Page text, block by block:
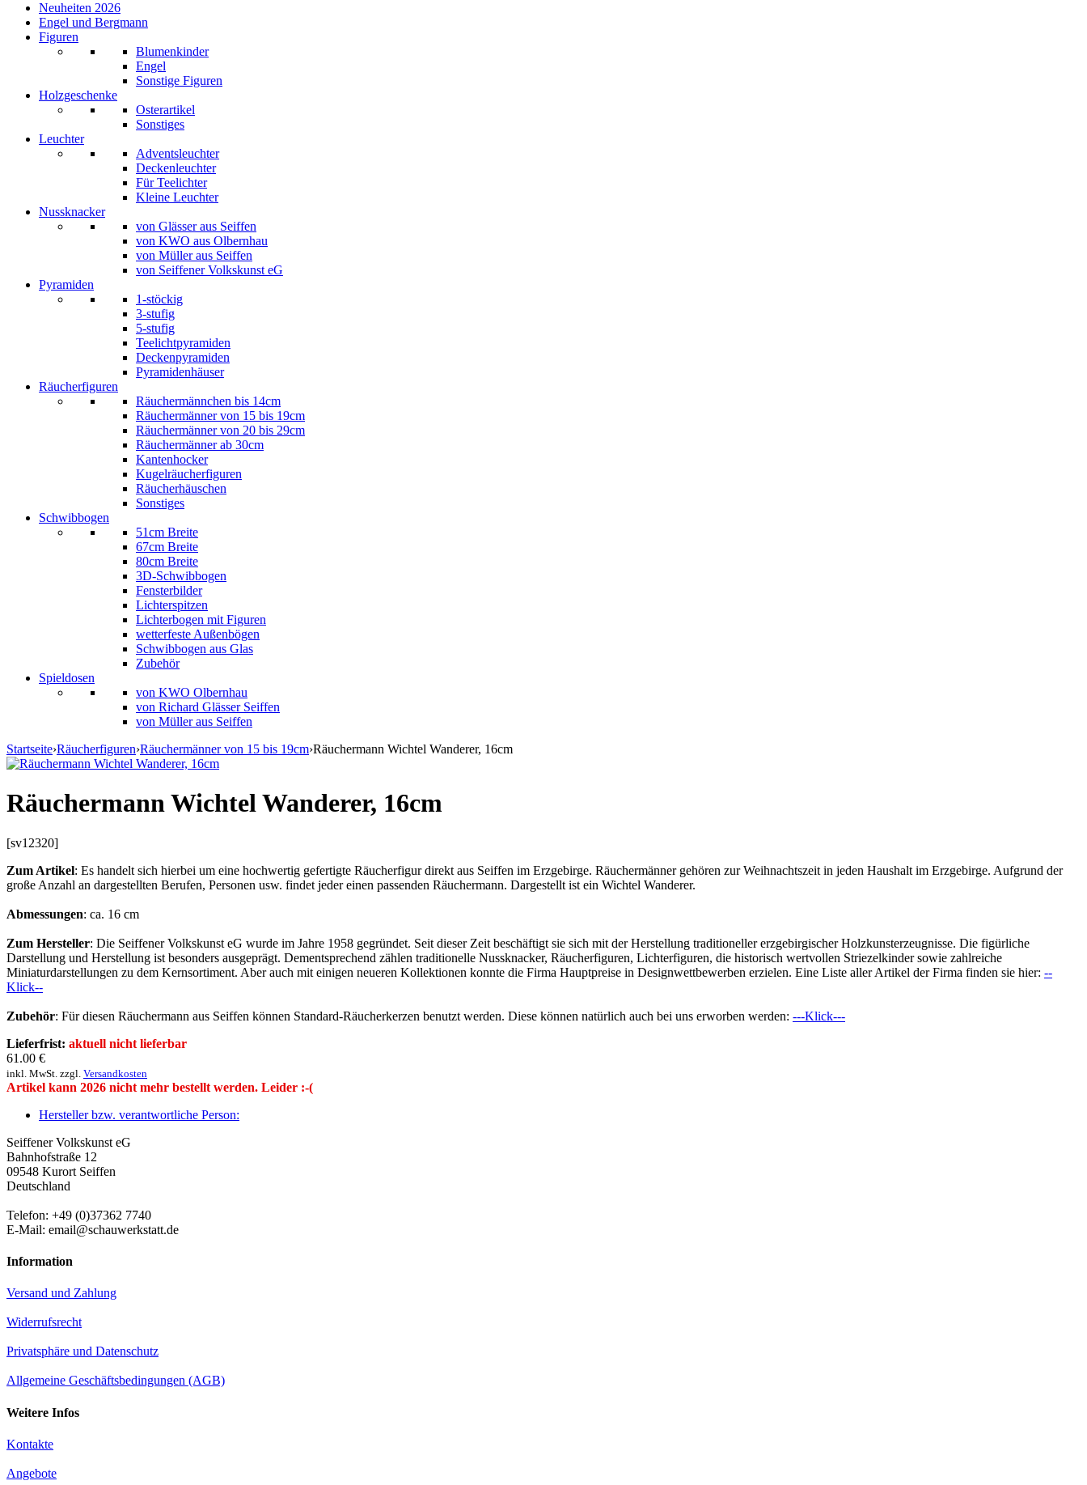
Neuheiten 2026
Engel und Bergmann
Figuren
Blumenkinder
Engel
Sonstige Figuren
Holzgeschenke
Osterartikel
Sonstiges
Leuchter
Adventsleuchter
Deckenleuchter
Für Teelichter
Kleine Leuchter
Nussknacker
von Glässer aus Seiffen
von KWO aus Olbernhau
von Müller aus Seiffen
von Seiffener Volkskunst eG
Pyramiden
1-stöckig
3-stufig
5-stufig
Teelichtpyramiden
Deckenpyramiden
Pyramidenhäuser
Räucherfiguren
Räuchermännchen bis 14cm
Räuchermänner von 15 bis 19cm
Räuchermänner von 20 bis 29cm
Räuchermänner ab 30cm
Kantenhocker
Kugelräucherfiguren
Räucherhäuschen
Sonstiges
Schwibbogen
51cm Breite
67cm Breite
80cm Breite
3D-Schwibbogen
Fensterbilder
Lichterspitzen
Lichterbogen mit Figuren
wetterfeste Außenbögen
Schwibbogen aus Glas
Zubehör
Spieldosen
von KWO Olbernhau
von Richard Glässer Seiffen
von Müller aus Seiffen
Startseite›Räucherfiguren›Räuchermänner von 15 bis 19cm›Räuchermann Wichtel Wanderer, 16cm
Räuchermann Wichtel Wanderer, 16cm
[sv12320]
Zum Artikel: Es handelt sich hierbei um eine hochwertig gefertigte Räucherfigur direkt aus Seiffen im Erzgebirge. Räuchermänner gehören zur Weihnachtszeit in jeden Haushalt im Erzgebirge. Aufgrund der
große Anzahl an dargestellten Berufen, Personen usw. findet jeder einen passenden Räuchermann. Dargestellt ist ein Wichtel Wanderer.
Abmessungen: ca. 16 cm
Zum Hersteller: Die Seiffener Volkskunst eG wurde im Jahre 1958 gegründet. Seit dieser Zeit beschäftigt sie sich mit der Herstellung traditioneller erzgebirgischer Holzkunsterzeugnisse. Die figürliche
Darstellung und Herstellung ist besonders ausgeprägt. Dementsprechend zählen traditionelle Nussknacker, Räucherfiguren, Lichterfiguren, die historisch wertvollen Striezelkinder sowie zahlreiche
Miniaturdarstellungen zu dem Kernsortiment. Aber auch mit einigen neueren Kollektionen konnte die Firma Hauptpreise in Designwettbewerben erzielen. Eine Liste aller Artikel der Firma finden sie hier: --
Klick--
Zubehör: Für diesen Räuchermann aus Seiffen können Standard-Räucherkerzen benutzt werden. Diese können natürlich auch bei uns erworben werden: ---Klick---
Lieferfrist: aktuell nicht lieferbar
61.00 €
inkl. MwSt. zzgl. Versandkosten
Artikel kann 2026 nicht mehr bestellt werden. Leider :-(
Hersteller bzw. verantwortliche Person:
Seiffener Volkskunst eG
Bahnhofstraße 12
09548 Kurort Seiffen
Deutschland
Telefon: +49 (0)37362 7740
E-Mail: email@schauwerkstatt.de
Information
Versand und Zahlung
Widerrufsrecht
Privatsphäre und Datenschutz
Allgemeine Geschäftsbedingungen (AGB)
Weitere Infos
Kontakte
Angebote